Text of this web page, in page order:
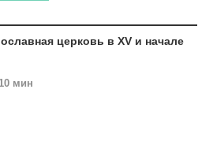
церковь в XV и начале
мин